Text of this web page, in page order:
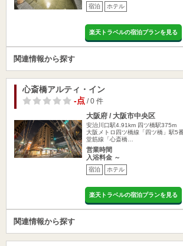
宿泊 ホテル
楽天トラベルの宿泊プランを見る
関連情報から探す
心斎橋アルティ・イン
-点/ 0 件
大阪府 / 大阪市中央区
安治川口駅4.91km 四ツ橋駅375m
大阪メトロ四ツ橋線「四ツ橋」駅5
堂筋線「心斎橋…
営業時間
入浴料金 ～
宿泊 ホテル
楽天トラベルの宿泊プランを見る
関連情報から探す